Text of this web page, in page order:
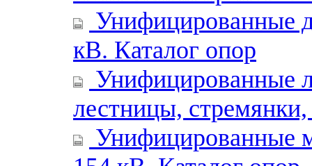
Унифицированные
кВ. Каталог опор
Унифицированные
лестницы,
Унифицированные